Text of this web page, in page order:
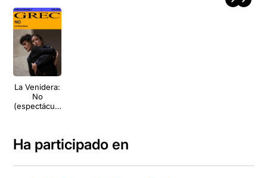
La Venidera:
No
(espectáculo
Ha participado en